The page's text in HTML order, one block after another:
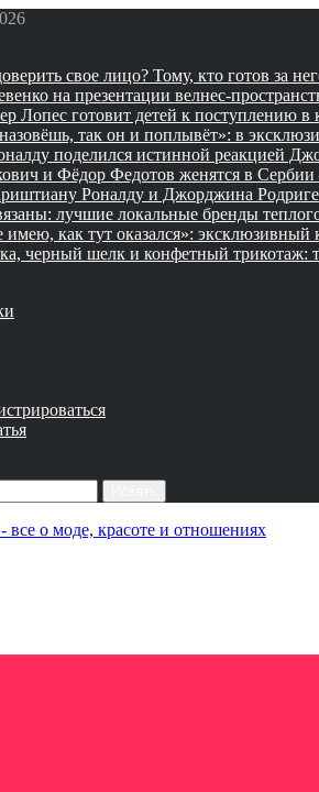
свое лицо? Тому, кто готов за
на презентации велнес-
Лопес готовит детей к поступлению в
так он и поплывёт»: в
поделился истинной реакцией
и Фёдор Федотов женятся в
Роналду и Джорджина
лучшие локальные бренды
имею, как тут оказался»:
черный шелк и конфетный трикотаж: